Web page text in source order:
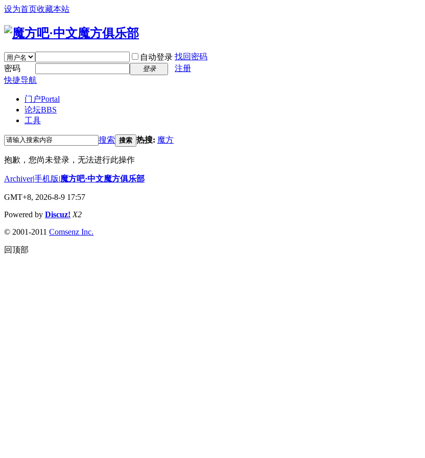
设为首页收藏本站
自动登录 找回密码
密码
登录
注册
快捷导航
门户Portal
论坛BBS
工具
搜索 搜索 热搜: 魔方
抱歉，您尚未登录，无法进行此操作
Archiver|手机版|魔方吧·中文魔方俱乐部
GMT+8, 2026-8-9 17:57
Powered by Discuz! X2
© 2001-2011 Comsenz Inc.
回顶部